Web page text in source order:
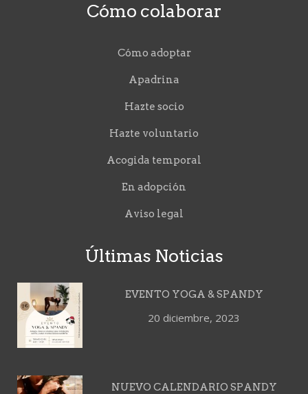
Cómo colaborar
Cómo adoptar
Apadrina
Hazte socio
Hazte voluntario
Acogida temporal
En adopción
Aviso legal
Últimas Noticias
EVENTO YOGA & SPANDY
20 diciembre, 2023
NUEVO CALENDARIO SPANDY